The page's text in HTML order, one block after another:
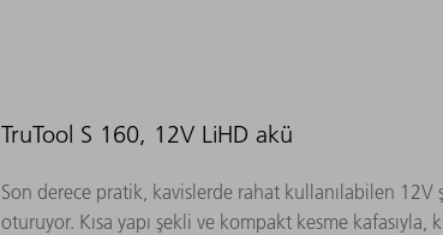
TruTool S 160, 12V LiHD akü
Son derece pratik, kavislerde rahat kullanılabilen 12V
oturuyor. Kısa yapı şekli ve kompakt kesme kafasıyla,